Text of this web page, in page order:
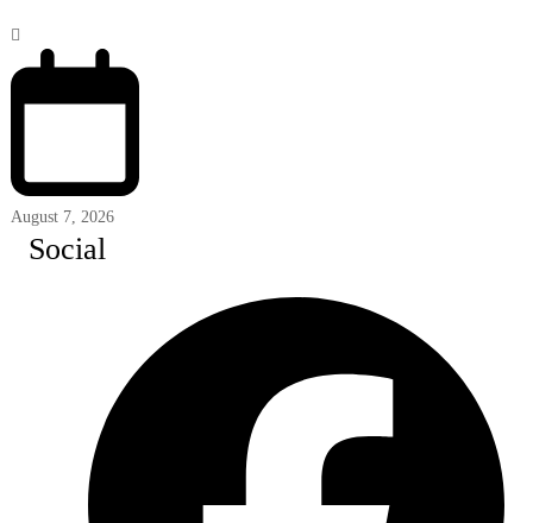
August 7, 2026
Social